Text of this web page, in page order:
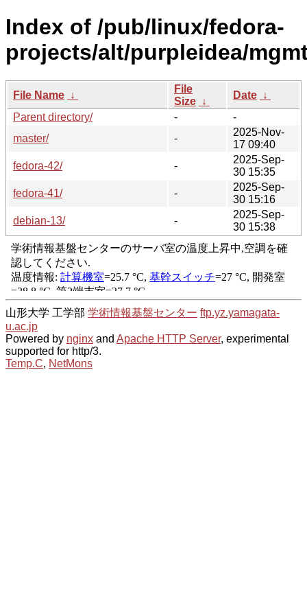
Index of /pub/linux/fedora-
projects/alt/purpleidea/
File Name ↓
File
Size ↓
Date ↓
Parent directory/
-
-
master/
-
2025-Nov-
17 09:40
fedora-42/
-
2025-Sep-
30 15:35
fedora-41/
-
2025-Sep-
30 15:16
debian-13/
-
2025-Sep-
30 15:38
山形大学 工学部 学術情報基盤センター ftp.yz.yamagata-
u.ac.jp
Powered by nginx and Apache HTTP Server, experimental
supported for http/3.
Temp.C, NetMons